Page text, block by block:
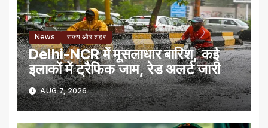
News राज्य और शहर
Delhi-NCR में मूसलाधार बारिश, कई
इलाकों में ट्रैफिक जाम, रेड अलर्ट जारी
AUG 7, 2026